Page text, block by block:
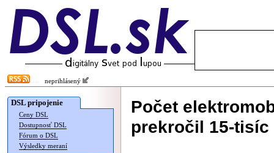
neprihlásený
DSL pripojenie
Ceny DSL
Dostupnosť DSL
Fórum o DSL
Výsledky meraní
Počet
prekročil 15-tisíc